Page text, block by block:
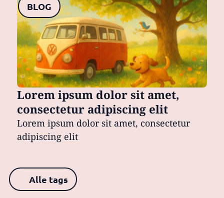
BLOG
Lorem ipsum dolor sit amet,
consectetur adipiscing elit
Lorem ipsum dolor sit amet, consectetur
adipiscing elit
Alle tags